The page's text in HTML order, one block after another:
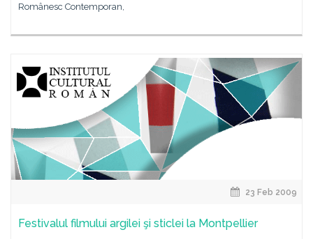
Românesc Contemporan,
23 Feb 2009
Festivalul filmului argilei şi sticlei la Montpellier